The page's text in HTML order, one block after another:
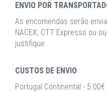
ENVIO POR
As encomendas serão
NACEX, CTT Expresso ou
justifique.
CUSTOS DE ENVIO
Portugal Continental - 5.00€